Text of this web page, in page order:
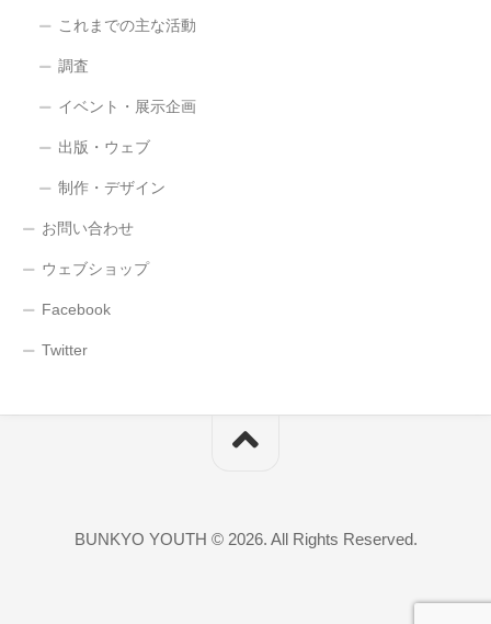
これまでの主な活動
調査
イベント・展示企画
出版・ウェブ
制作・デザイン
お問い合わせ
ウェブショップ
Facebook
Twitter
BUNKYO YOUTH © 2026. All Rights Reserved.